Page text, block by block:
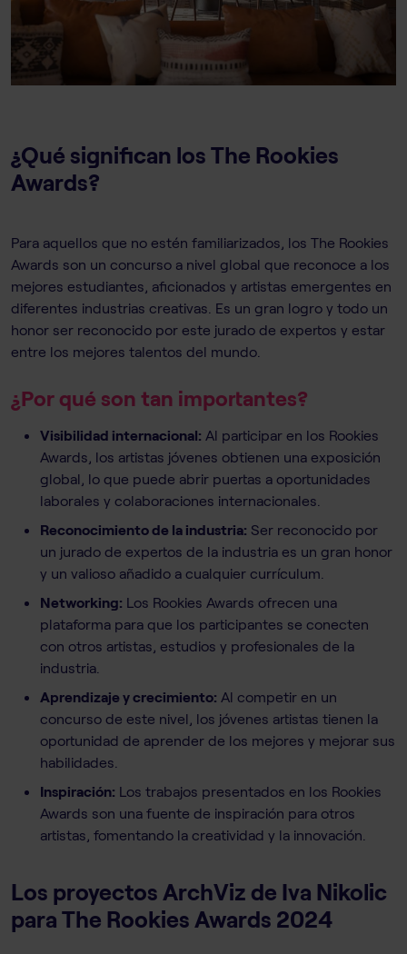
¿Qué significan los The Rookies
Awards?
Para aquellos que no estén familiarizados, los The Rookies
Awards son un concurso a nivel global que reconoce a los
mejores estudiantes, aficionados y artistas emergentes en
diferentes industrias creativas. Es un gran logro y todo un
honor ser reconocido por este jurado de expertos y estar
entre los mejores talentos del mundo.
¿Por qué son tan importantes?
Visibilidad internacional: Al participar en los Rookies
Awards, los artistas jóvenes obtienen una exposición
global, lo que puede abrir puertas a oportunidades
laborales y colaboraciones internacionales.
Reconocimiento de la industria: Ser reconocido por
un jurado de expertos de la industria es un gran honor
y un valioso añadido a cualquier currículum.
Networking: Los Rookies Awards ofrecen una
plataforma para que los participantes se conecten
con otros artistas, estudios y profesionales de la
industria.
Aprendizaje y crecimiento: Al competir en un
concurso de este nivel, los jóvenes artistas tienen la
oportunidad de aprender de los mejores y mejorar sus
habilidades.
Inspiración: Los trabajos presentados en los Rookies
Awards son una fuente de inspiración para otros
artistas, fomentando la creatividad y la innovación.
Los proyectos ArchViz de Iva Nikolic
para The Rookies Awards 2024